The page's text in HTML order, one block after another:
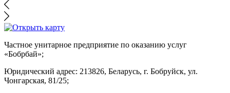
Частное унитарное предприятие по оказанию услуг
«Бобрбай»;
Юридический адрес: 213826, Беларусь, г. Бобруйск, ул.
Чонгарская, 81/25;